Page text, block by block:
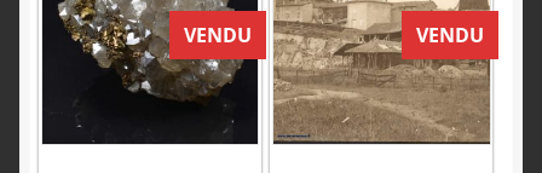
VENDU VENDU